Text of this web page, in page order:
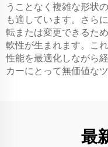
うことなく複雑な形状
も適しています。さら
転または変更できるた
軟性が生まれます。こ
性能を最適化しながら
カーにとって無価値な
最